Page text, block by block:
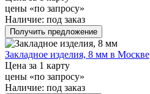
цены «по запросу»
Наличие: под заказ
Получить предложение
Закладное изделия, 8 мм в Москве
Цена за 1 карту
цены «по запросу»
Наличие: под заказ